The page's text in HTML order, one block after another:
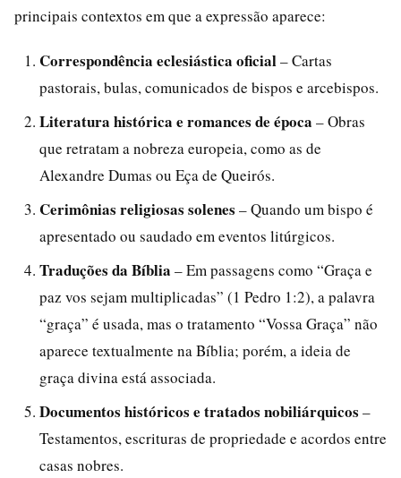
principais contextos em que a expressão aparece:
Correspondência eclesiástica oficial– Cartas
pastorais, bulas, comunicados de bispos e arcebispos.
Literatura histórica e romances de época – Obras
que retratam a nobreza europeia, como as de
Alexandre Dumas ou Eça de Queirós.
Cerimônias religiosas solenes – Quando um bispo é
apresentado ou saudado em eventos litúrgicos.
Traduções da Bíblia – Em passagens como “Graça e
paz vos sejam multiplicadas” (1 Pedro 1:2), a palavra
“graça” é usada, mas o tratamento “Vossa Graça” não
aparece textualmente na Bíblia; porém, a ideia de
graça divina está associada.
Documentos históricos e tratados nobiliárquicos –
Testamentos, escrituras de propriedade e acordos entre
casas nobres.